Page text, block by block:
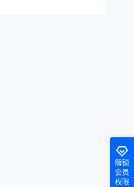
解锁
会员
权限